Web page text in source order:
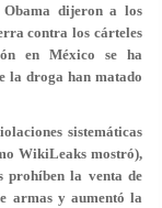
Obama dijeron a los
contra los cárteles
en México se ha
la droga han matado
sistemáticas
WikiLeaks mostró),
prohíben la venta de
armas y aumentó la